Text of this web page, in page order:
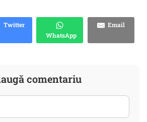
Twitter
WhatsApp
Email
comentariu